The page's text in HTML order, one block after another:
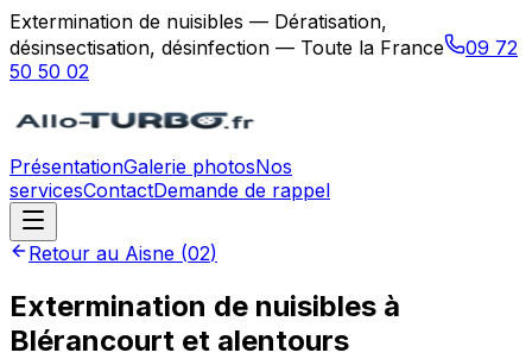
Extermination de nuisibles — Dératisation,
désinsectisation, désinfection — Toute la France
09 72
50 50 02
PrésentationGalerie photosNos
servicesContactDemande de rappel
Retour au Aisne (02)
Extermination de nuisibles à
Blérancourt et alentours